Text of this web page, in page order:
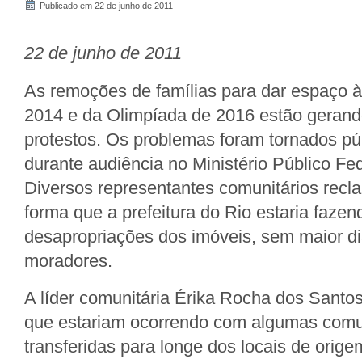
Publicado em 22 de junho de 2011
22 de junho de 2011
As remoções de famílias para dar espaço
2014 e da Olimpíada de 2016 estão
protestos. Os problemas foram tornados
durante audiência no Ministério Público
Diversos representantes comunitários
forma que a prefeitura do Rio estaria
desapropriações dos imóveis, sem maior
moradores.
A líder comunitária Érika Rocha dos
que estariam ocorrendo com algumas
transferidas para longe dos locais de